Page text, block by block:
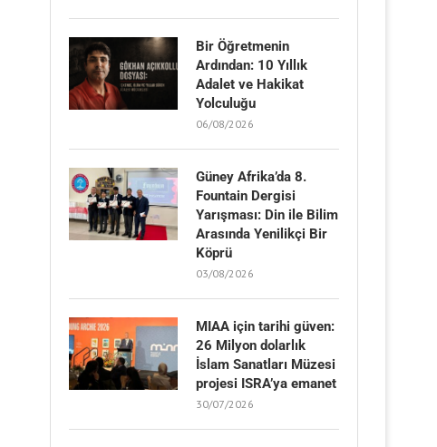
Bir Öğretmenin
Ardından: 10 Yıllık
Adalet ve Hakikat
Yolculuğu
06/08/2026
Güney Afrika’da 8.
Fountain Dergisi
Yarışması: Din ile Bilim
Arasında Yenilikçi Bir
Köprü
03/08/2026
MIAA için tarihi güven:
26 Milyon dolarlık
İslam Sanatları Müzesi
projesi ISRA’ya emanet
30/07/2026